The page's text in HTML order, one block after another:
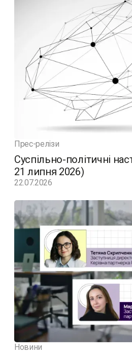
Прес-релізи
Суспільно-політичні
21 липня 2026)
22.07.2026
Новини